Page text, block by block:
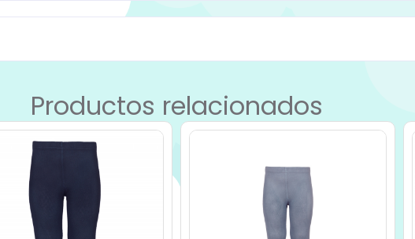
Productos relacionados